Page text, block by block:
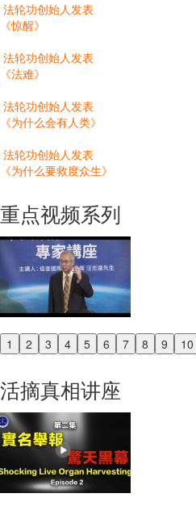
法轮功创始人发表
《惊醒》
法轮功创始人发表
《法难》
法轮功创始人发表
《为什么会有人类》
法轮功创始人发表
《为什么要救度众生》
重点视频系列
1 2 3 4 5 6 7 8 9 10
Previous
活摘真相讲座